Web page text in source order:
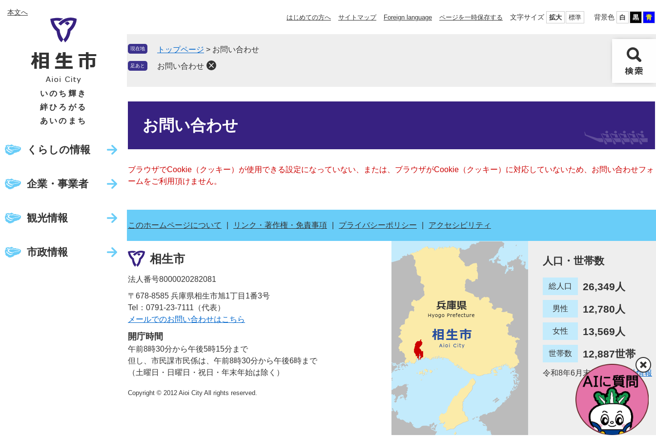
ー
ニ
本文へ
いのち輝き
絆ひろがる
あいのまち
くらしの情報
企業・事業者
観光情報
市政情報
はじめての方へ サイトマップ Foreign language ページを一時保存する 文字サイズ 拡大 標準 背景色 白 黒 青
現在地 トップページ > お問い合わせ
足あと お問い合わせ
お問い合わせ
ブラウザでCookie（クッキー）が使用できる設定になっていない、または、ブラウザがCookie（クッキー）に対応していないため、お問い合わせフォ
ームをご利用頂けません。
このホームページについて リンク・著作権・免責事項 プライバシーポリシー アクセシビリティ
相生市
法人番号8000020282081
〒678-8585 兵庫県相生市旭1丁目1番3号
Tel：0791-23-7111（代表）
メールでのお問い合わせはこちら
開庁時間
午前8時30分から午後5時15分まで
但し、市民課市民係は、午前8時30分から午後6時まで
（土曜日・日曜日・祝日・年末年始は除く）
Copyright © 2012 Aioi City All rights reserved.
人口・世帯数
総人口 26,349人
男性 12,780人
女性 13,569人
世帯数 12,887世帯
令和8年6月末日現在 統計情報